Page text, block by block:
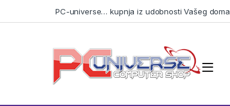
PC-universe… kupnja iz udobnosti Vašeg doma
Open